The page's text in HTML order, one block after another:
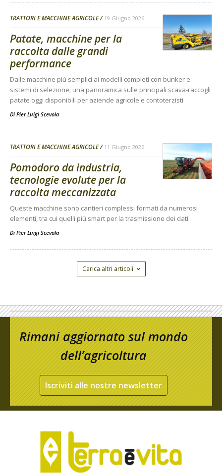
TRATTORI E MACCHINE AGRICOLE 19 Giugno 2026
Patate, macchine per la
raccolta dalle grandi
performance
Dalle macchine più semplici ai modelli completi con bunker e
sistemi di selezione, una panoramica sulle principali scava-raccogli
patate oggi disponibili per aziende agricole e contoterzisti
Di Pier Luigi Scevola
TRATTORI E MACCHINE AGRICOLE 11 Giugno 2026
Pomodoro da industria,
tecnologie evolute per la
raccolta meccanizzata
Queste macchine sono cantieri complessi formati da numerosi
elementi, tra cui quelli più smart per la trasmissione dei dati
Di Pier Luigi Scevola
Carica altri articoli
Rimani aggiornato sul mondo
dell’agricoltura
Iscriviti alle nostre newsletter